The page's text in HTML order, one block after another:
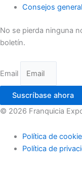
Consejos
No se pierda ninguna
boletín.
Email
Suscríbase ahora
© 2026 Franquicia
Política de
Política de